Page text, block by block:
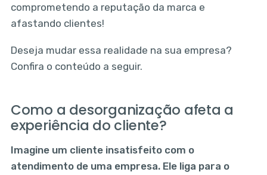
comprometendo a reputação da marca e
afastando clientes!
Deseja mudar essa realidade na sua empresa?
Confira o conteúdo a seguir.
Como a desorganização afeta a
experiência do cliente?
Imagine um cliente insatisfeito com o
atendimento de uma empresa. Ele liga para o